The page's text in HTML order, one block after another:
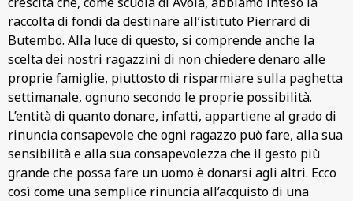
raccolta di fondi da destinare all’istituto Pierrard di
Butembo. Alla luce di questo, si comprende anche la
scelta dei nostri ragazzini di non chiedere denaro alle
proprie famiglie, piuttosto di risparmiare sulla paghetta
settimanale, ognuno secondo le proprie possibilità.
L’entità di quanto donare, infatti, appartiene al grado di
rinuncia consapevole che ogni ragazzo può fare, alla sua
sensibilità e alla sua consapevolezza che il gesto più
grande che possa fare un uomo è donarsi agli altri. Ecco
così come una semplice rinuncia all’acquisto di una